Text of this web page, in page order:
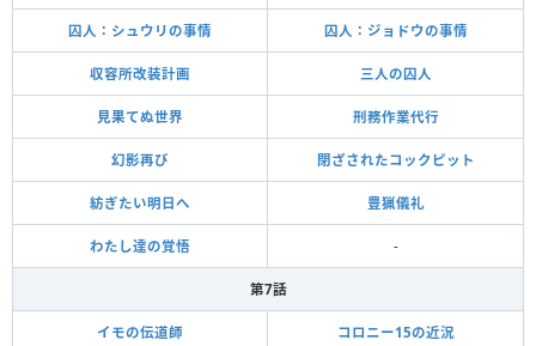
囚人：シュウリの事情 囚人：ジョドウの事情
収容所改装計画 三人の囚人
見果てぬ世界 刑務作業代行
幻影再び 閉ざされたコックピット
紡ぎたい明日へ 豊猟儀礼
わたし達の覚悟 -
第7話
イモの伝道師 コロニー15の近況